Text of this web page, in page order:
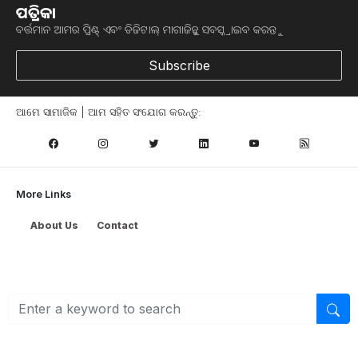
ପତ୍ରିକା
ବର୍ତ୍ତମାନ ଆମର ପ୍ରିଣ୍ଟ୍ ଏବଂ ଡିଜିଟାଲ୍ ମାଗାଜିନ୍କୁ ସବସ୍କ୍ରାଇବ କରନ୍ତୁ
Subscribe
ଆମେ ସାମାଜିକ | ଆମ ସହିତ ସଂଯୋଗ କରନ୍ତୁ:
More Links
About Us Contact
ନୂଆଦିଲ୍ଲୀ : ଇଣ୍ଡିଆନ ଫାର୍ମର୍ସ ଫର୍ଟିଲାଇଜର କୋଅପରେଟିଭ
ଇଫ୍‍କୋର ଅନ୍‍ଲାଇନ ଏବଂ ଅଫ୍‍ଲାଇନ ପଦ୍ଧତିରେ ଅନୁଷ୍ଠିତ
୫୦ତମ ବାର୍ଷିକ ସାଧାରଣ ପରିଷଦ ବୈଠକରେ ଆରଜିବି